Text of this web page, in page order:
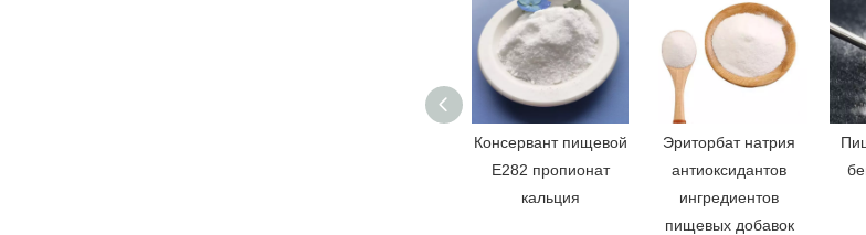
Консервант пищевой
E282 пропионат
кальция
Эриторбат натрия
антиоксидантов
ингредиентов
пищевых добавок